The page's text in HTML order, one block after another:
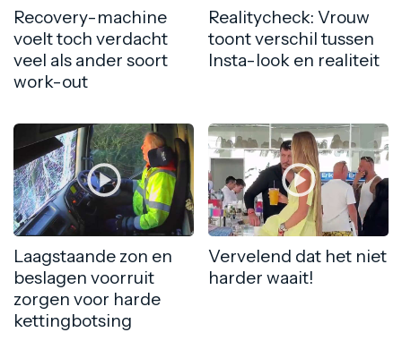
Recovery-machine
voelt toch verdacht
veel als ander soort
work-out
Realitycheck: Vrouw
toont verschil tussen
Insta-look en realiteit
Laagstaande zon en
beslagen voorruit
zorgen voor harde
kettingbotsing
Vervelend dat het niet
harder waait!